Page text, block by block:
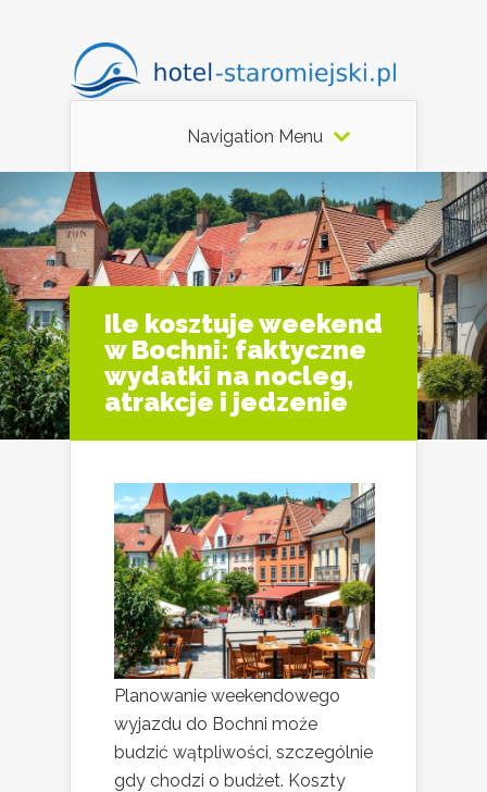
Navigation Menu
Ile kosztuje weekend
w Bochni: faktyczne
wydatki na nocleg,
atrakcje i jedzenie
Planowanie weekendowego
wyjazdu do Bochni może
budzić wątpliwości, szczególnie
gdy chodzi o budżet. Koszty